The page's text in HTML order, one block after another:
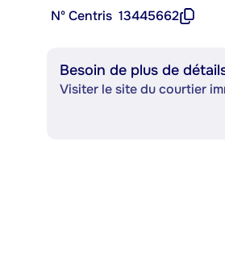
Nº Centris 13445662
Besoin de plus de
Visiter le site du courtier